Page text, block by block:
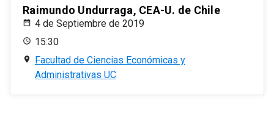
Raimundo Undurraga, CEA-U. de Chile
4 de Septiembre de 2019
15:30
Facultad de Ciencias Económicas y
Administrativas UC